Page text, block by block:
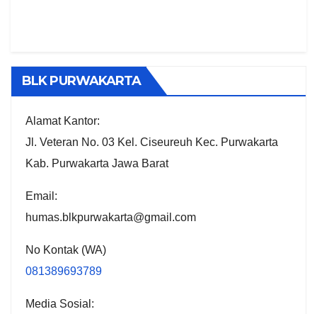
BLK PURWAKARTA
Alamat Kantor:
Jl. Veteran No. 03 Kel. Ciseureuh Kec. Purwakarta
Kab. Purwakarta Jawa Barat
Email:
humas.blkpurwakarta@gmail.com
No Kontak (WA)
081389693789
Media Sosial: